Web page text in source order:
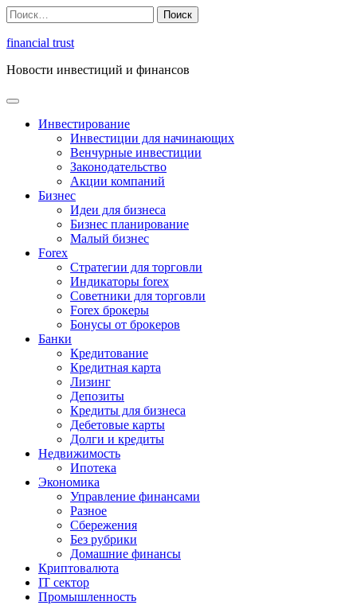
Перейти
к
содержимому
Найти:
financial trust
Новости инвестиций и финансов
Инвестирование
Инвестиции для начинающих
Венчурные инвестиции
Законодательство
Акции компаний
Бизнес
Идеи для бизнеса
Бизнес планирование
Малый бизнес
Forex
Стратегии для торговли
Индикаторы forex
Советники для торговли
Forex брокеры
Бонусы от брокеров
Банки
Кредитование
Кредитная карта
Лизинг
Депозиты
Кредиты для бизнеса
Дебетовые карты
Долги и кредиты
Недвижимость
Ипотека
Экономика
Управление финансами
Разное
Сбережения
Без рубрики
Домашние финансы
Криптовалюта
IT сектор
Промышленность